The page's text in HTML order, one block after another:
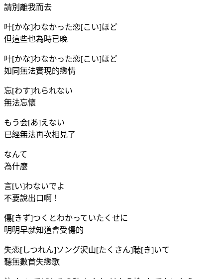
請別離我而去
叶[かな]わなかった恋[こい]ほど
但這些也為時已晚
叶[かな]わなかった恋[こい]ほど
如同無法實現的戀情
忘[わす]れられない
無法忘懷
もう会[あ]えない
已經無法再次相見了
なんて
為什麼
言[い]わないでよ
不要說出口啊！
傷[きず]つくとわかっていたくせに
明明早就知道會受傷的
失恋[しつれん]ソング沢山[たくさん]聴[き]いて
聽無數首失戀歌